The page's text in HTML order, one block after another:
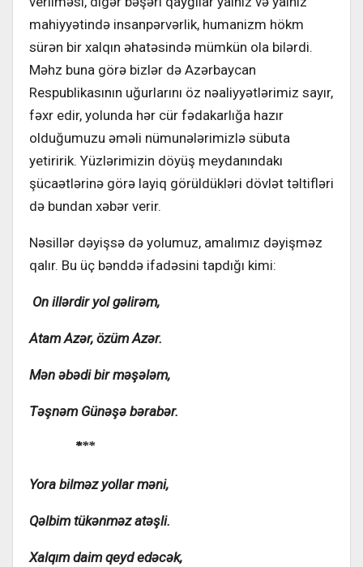
mahiyyətində insanpərvərlik, humanizm hökm
sürən bir xalqın əhatəsində mümkün ola bilərdi.
Məhz buna görə bizlər də Azərbaycan
Respublikasının uğurlarını öz nəaliyyətlərimiz sayır,
fəxr edir, yolunda hər cür fədakarlığa hazır
olduğumuzu əməli nümunələrimizlə sübuta
yetiririk. Yüzlərimizin döyüş meydanındakı
şücaətlərinə görə layiq görüldükləri dövlət təltifləri
də bundan xəbər verir.
Nəsillər dəyişsə də yolumuz, amalımız dəyişməz
qalır. Bu üç bənddə ifadəsini tapdığı kimi:
On illərdir yol gəlirəm,
Atam Azər, özüm Azər.
Mən əbədi bir məşələm,
Təşnəm Günəşə bərabər.
⃰⃰⃰ ⃰ ⃰
Yora bilməz yollar məni,
Qəlbim tükənməz atəşli.
Xalqım daim qeyd edəcək,